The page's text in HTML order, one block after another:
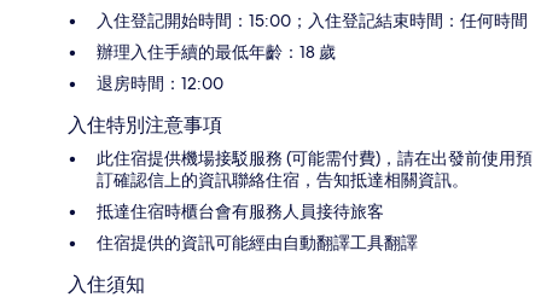
入住登記開始時間：15:00；入住登記結束時間：任何時間
辦理入住手續的最低年齡：18 歲
退房時間：12:00
入住特別注意事項
此住宿提供機場接駁服務 (可能需付費)，請在出發前使用預
訂確認信上的資訊聯絡住宿，告知抵達相關資訊。
抵達住宿時櫃台會有服務人員接待旅客
住宿提供的資訊可能經由自動翻譯工具翻譯
入住須知